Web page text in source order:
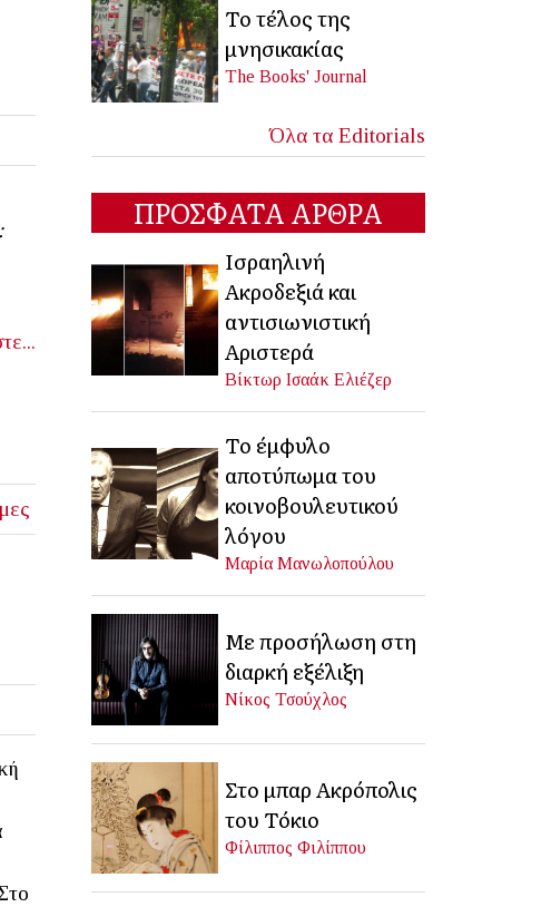
Το τέλος της
μνησικακίας
The Books' Journal
Όλα τα Editorials
ΠΡΟΣΦΑΤΑ ΑΡΘΡΑ
Ισραηλινή
Ακροδεξιά και
αντισιωνιστική
Αριστερά
Βίκτωρ Ισαάκ Ελιέζερ
Το έμφυλο
αποτύπωμα του
κοινοβουλευτικού
λόγου
Μαρία Μανωλοπούλου
Με προσήλωση στη
διαρκή εξέλιξη
Νίκος Τσούχλος
Στο μπαρ Ακρόπολις
του Τόκιο
Φίλιππος Φιλίππου